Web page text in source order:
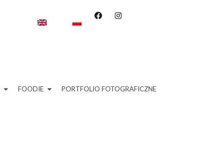
FOODIE PORTFOLIO FOTOGRAFICZNE